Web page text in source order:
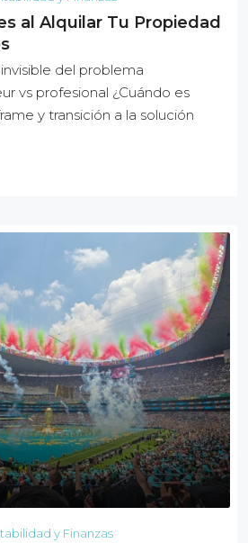
al Alquilar Tu Propiedad
del problema
vs profesional ¿Cuándo es
y transición a la solución
y Finanzas